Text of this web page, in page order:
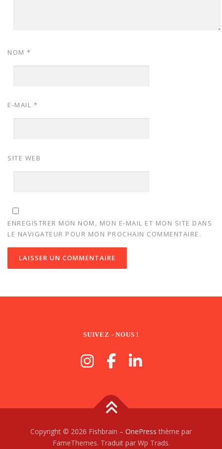
NOM *
E-MAIL *
SITE WEB
ENREGISTRER MON NOM, MON E-MAIL ET MON SITE DANS
LE NAVIGATEUR POUR MON PROCHAIN COMMENTAIRE.
SUIVEZ - NOUS !
Copyright © 2026 Fishbrain – OnePress thème par
FameThemes. Traduit par Wp Trads.